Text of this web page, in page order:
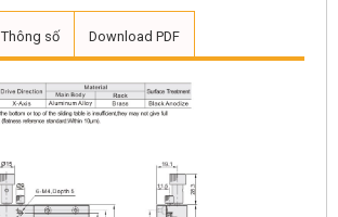
Thông số Download PDF